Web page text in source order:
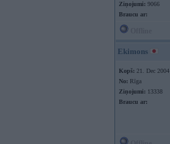
Ziņojumi: 9066
Braucu ar:
Ekimons
Kopš: 21. Dec 2004
No: Rīga
Ziņojumi: 13338
Braucu ar: